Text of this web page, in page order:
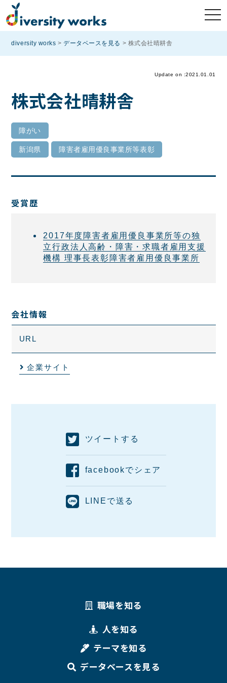
diversity works >データベースを見る > 株式会社晴耕舎
Update on :2021.01.01
株式会社晴耕舎
障がい
新潟県 障害者雇用優良事業所等表彰
受賞歴
2017年度障害者雇用優良事業所等の独
立行政法人高齢・障害・求職者雇用支援
機構 理事長表彰障害者雇用優良事業所
会社情報
URL
企業サイト
ツイートする
facebookでシェア
LINEで送る
職場を知る
人を知る
テーマを知る
データベースを見る